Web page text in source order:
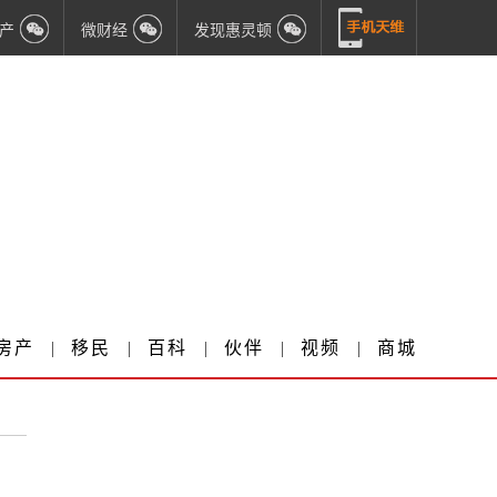
微财经 发现惠灵顿
产 | 移民 | 百科 | 伙伴 | 视频 | 商城